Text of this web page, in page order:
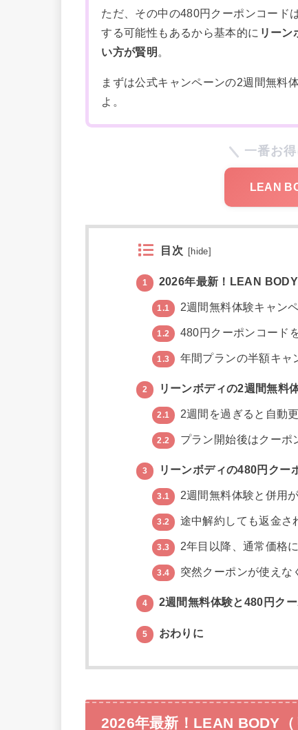
ただ、その中の480円クーポンコード
する可能性もあるから基本的に リーン
い方が賢明 。
まずは公式キャンペーンの2週間無料
よ。
一番お
LEAN
目次 hide
1 2026年最新！LEAN
1.1 2週間無料体験キャン
1.2 480円クーポンコード
1.3 年間プランの半額キャ
2 リーンボディの2週間無料
2.1 2週間を過ぎると自動
2.2 プラン開始後はクーポ
3 リーンボディの480円クー
3.1 2週間無料体験と併用
3.2 途中解約しても返金さ
3.3 2年目以降、通常価格
3.4 突然クーポンが使えな
4 2週間無料体験と480円ク
5 おわりに
2026年最新！LEAN BODY